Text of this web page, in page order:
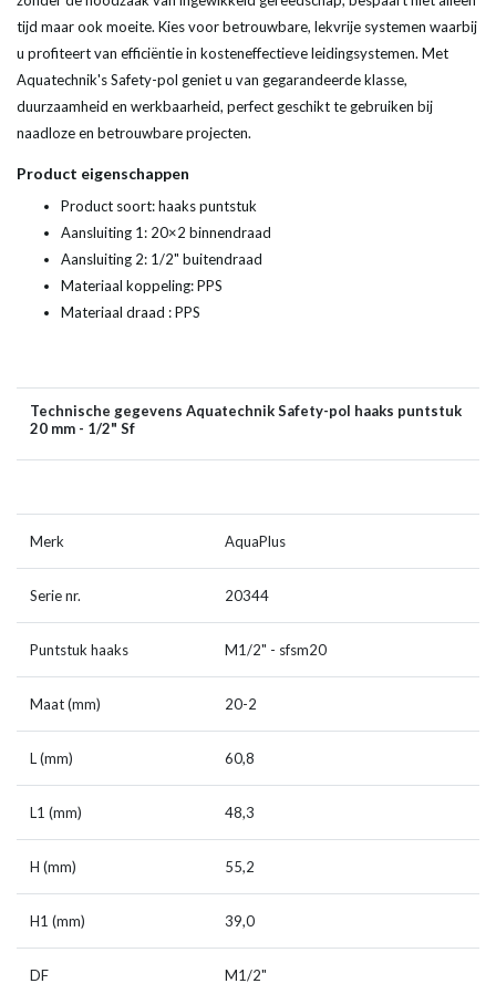
tijd maar ook moeite. Kies voor betrouwbare, lekvrije systemen waarbij
u profiteert van efficiëntie in kosteneffectieve leidingsystemen. Met
Aquatechnik's Safety-pol geniet u van gegarandeerde klasse,
duurzaamheid en werkbaarheid, perfect geschikt te gebruiken bij
naadloze en betrouwbare projecten.
Product eigenschappen
Product soort: haaks puntstuk
Aansluiting 1: 20×2 binnendraad
Aansluiting 2: 1/2" buitendraad
Materiaal koppeling: PPS
Materiaal draad : PPS
Technische gegevens Aquatechnik Safety-pol haaks puntstuk
20 mm - 1/2" Sf
Merk AquaPlus
Serie nr. 20344
Puntstuk haaks M1/2" - sfsm20
Maat (mm) 20-2
L (mm) 60,8
L1 (mm) 48,3
H (mm) 55,2
H1 (mm) 39,0
DF M1/2"